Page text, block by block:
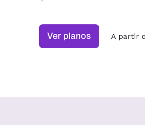
Ver planos A partir